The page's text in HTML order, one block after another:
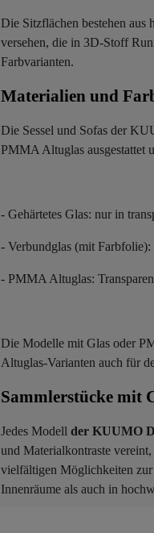
Die Sitzflächen bestehen aus
versehen, die in 3D-Stoff
Farbvarianten.
Materialien und
Die Sessel und Sofas der
PMMA Altuglas ausgestattet
- Gehärtetes Glas: nur in
- Verbundglas (mit
- PMMA Altuglas:
Die Modelle mit Glas oder
Altuglas-Varianten auch für
Sammlerstücke mit
Jedes Modell der KUUMO
und Materialkontraste
vielfältigen Möglichkeiten zur
Innenräume als auch in